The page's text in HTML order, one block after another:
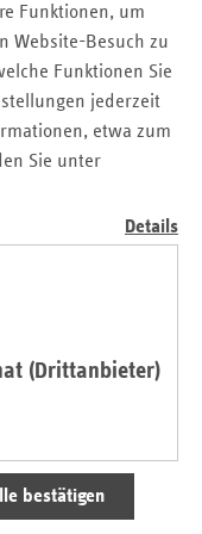
Funktionen, um
Website-Besuch zu
Funktionen Sie
jederzeit
etwa zum
Sie unter
Details
(Drittanbieter)
bestätigen
Vertragsärzte
hinaus
die Jahre 2012 bis
entsprechende
ist
1,3 Millionen